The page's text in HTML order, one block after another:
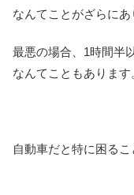
なんてことがざらにあ
最悪の場合、1時間半
なんてこともあります
自動車だと特に困る